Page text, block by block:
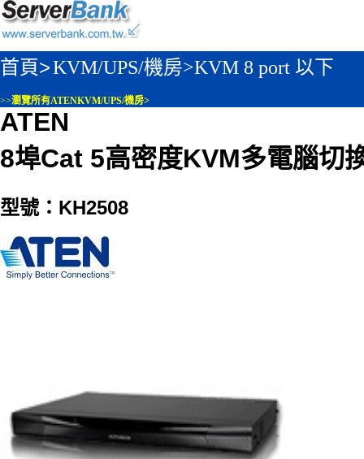
首頁>KVM/UPS/機房>KVM 8 port 以下
>>瀏覽所有ATENKVM/UPS/機房>
ATEN
8埠Cat 5高密度KVM多電腦切
型號：KH2508